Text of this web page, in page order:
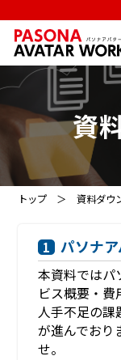
資
トップ 資料ダウ
1 パソナ
本資料ではパ
ビス概要・費
人手不足の課
が進んでおり
せ。